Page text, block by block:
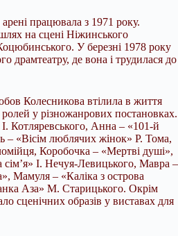
працювала з 1971 року.
на сцені Ніжинського
У березні 1978 року
драмтеатру, де вона і трудилася до
Колесникова втілила в життя
у різножанрових постановках.
Котляревського, Анна – «101-й
– «Вісім люблячих жінок» Р. Тома,
Коробочка – «Мертві душі»,
І. Нечуя-Левицького, Мавра –
Мамуля – «Каліка з острова
Аза» М. Старицького. Окрім
сценічних образів у виставах для